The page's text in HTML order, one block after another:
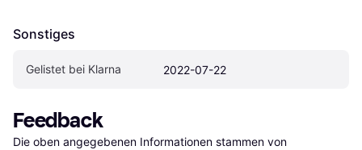
Sonstiges
Gelistet bei Klarna 2022-07-22
Feedback
Die oben angegebenen Informationen stammen von